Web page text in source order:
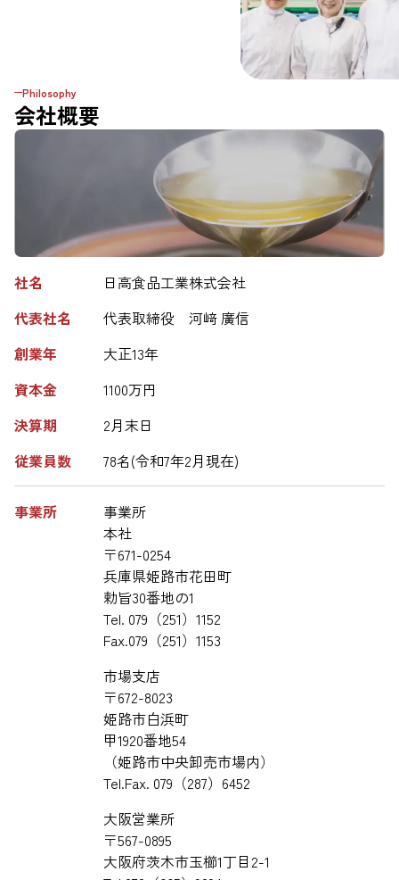
Philosophy
会社概要
社名
日高食品工業株式会社
代表社名
代表取締役　河﨑 廣信
創業年
大正13年
資本金
1100万円
決算期
2月末日
従業員数
78名(令和7年2月現在)
事業所
事業所
本社
〒671-0254
兵庫県姫路市花田町
勅旨30番地の1
Tel. 079（251）1152
Fax.079（251）1153
市場支店
〒672-8023
姫路市白浜町
甲1920番地54
（姫路市中央卸売市場内）
Tel.Fax. 079（287）6452
大阪営業所
〒567-0895
大阪府茨木市玉櫛1丁目2-1